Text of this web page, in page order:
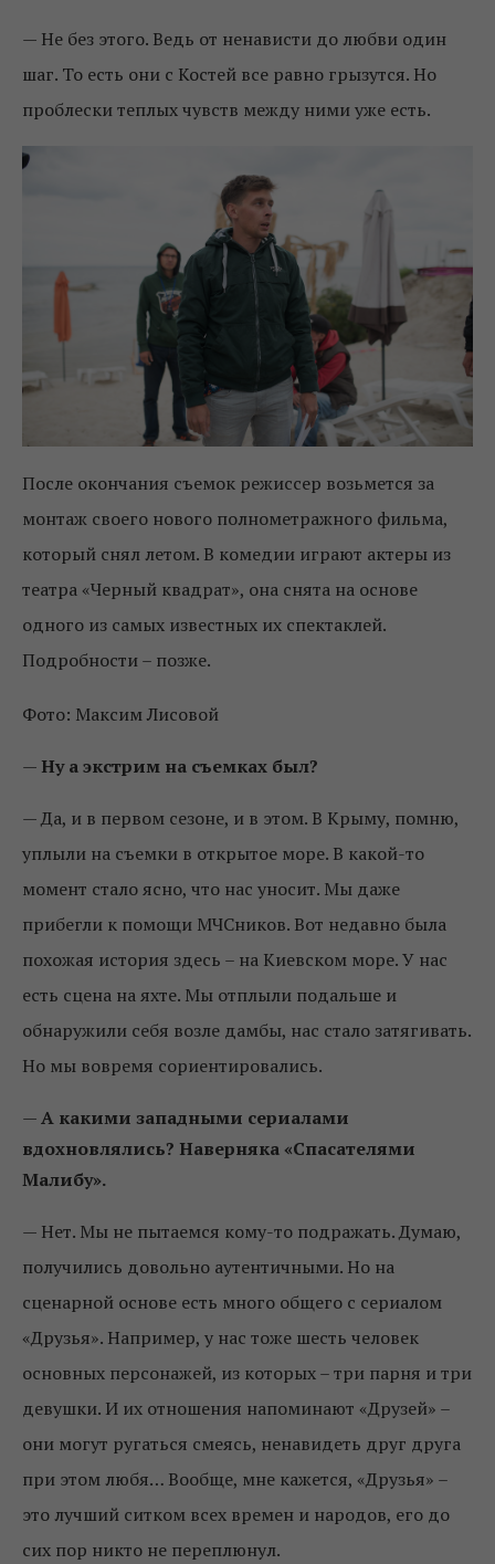
— Не без этого. Ведь от ненависти до любви один
шаг. То есть они с Костей все равно грызутся. Но
проблески теплых чувств между ними уже есть.
После окончания съемок режиссер возьмется за
монтаж своего нового полнометражного фильма,
который снял летом. В комедии играют актеры из
театра «Черный квадрат», она снята на основе
одного из самых известных их спектаклей.
Подробности – позже.
Фото: Максим Лисовой
— Ну а экстрим на съемках был?
—Да, и в первом сезоне, и в этом. В Крыму, помню,
уплыли на съемки в открытое море. В какой-то
момент стало ясно, что нас уносит. Мы даже
прибегли к помощи МЧСников. Вот недавно была
похожая история здесь – на Киевском море. У нас
есть сцена на яхте. Мы отплыли подальше и
обнаружили себя возле дамбы, нас стало затягивать.
Но мы вовремя сориентировались.
—А какими западными сериалами
вдохновлялись? Наверняка «Спасателями
Малибу».
— Нет. Мы не пытаемся кому-то подражать. Думаю,
получились довольно аутентичными. Но на
сценарной основе есть много общего с сериалом
«Друзья». Например, у нас тоже шесть человек
основных персонажей, из которых – три парня и три
девушки. И их отношения напоминают «Друзей» –
они могут ругаться смеясь, ненавидеть друг друга
при этом любя… Вообще, мне кажется, «Друзья» –
это лучший ситком всех времен и народов, его до
сих пор никто не переплюнул.